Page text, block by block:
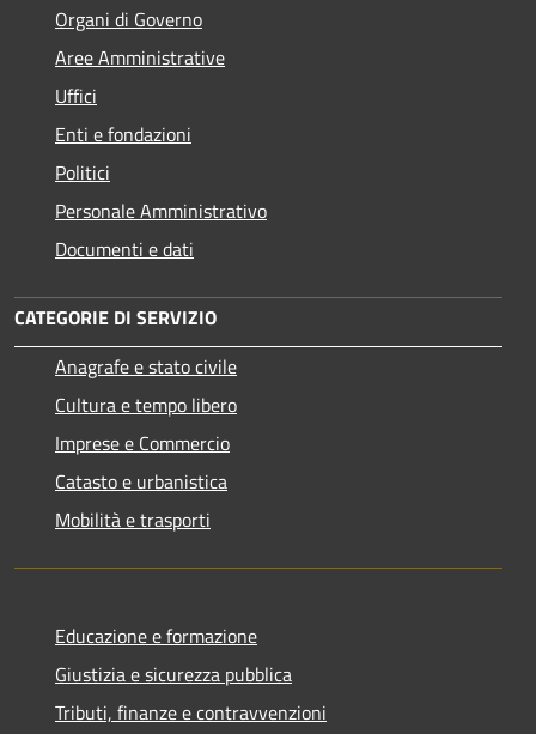
Organi di Governo
Aree Amministrative
Uffici
Enti e fondazioni
Politici
Personale Amministrativo
Documenti e dati
CATEGORIE DI SERVIZIO
Anagrafe e stato civile
Cultura e tempo libero
Imprese e Commercio
Catasto e urbanistica
Mobilità e trasporti
Educazione e formazione
Giustizia e sicurezza pubblica
Tributi, finanze e contravvenzioni